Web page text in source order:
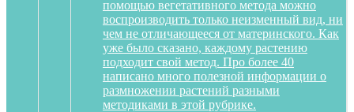
помощью вегетативного метода можно
воспроизводить только неизменный вид, ни
чем не отличающееся от материнского. Как
уже было сказано, каждому растению
подходит свой метод. Про более 40
написано много полезной информации о
размножении растений разными
методиками в этой рубрике.